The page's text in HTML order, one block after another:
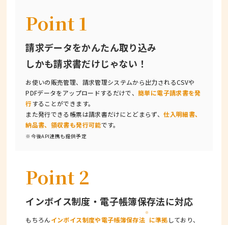
Point 1
請求データをかんたん取り込み
しかも請求書だけじゃない！
お使いの販売管理、請求管理システムから出力されるCSVや
PDFデータをアップロードするだけで、簡単に電子請求書を発
行することができます。
また発行できる帳票は請求書だけにとどまらず、仕入明細書、
納品書、領収書も発行可能です。
※今後API連携も提供予定
Point 2
インボイス制度・ 電子帳簿保存法に対応
もちろんインボイス制度や電子帳簿保存法
※
に準拠 しており、